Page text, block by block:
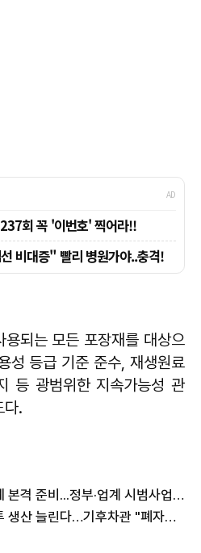
되는 모든 포장재를 대상으
성 등급 기준 준수, 재생원료
등 광범위한 지속가능성 관
다.
폐배터리 재생원료 인증제 본격 준비...정부·업계 시범사업 돌입
재생원료 활용 종량제봉투 생산 늘린다…기후차관 "폐자원 활용 확대"